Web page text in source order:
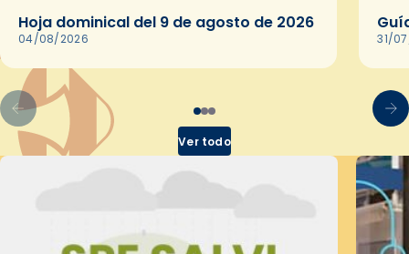
Hoja dominical del 9 de agosto de 2026
04/08/2026 31/
Ver todo